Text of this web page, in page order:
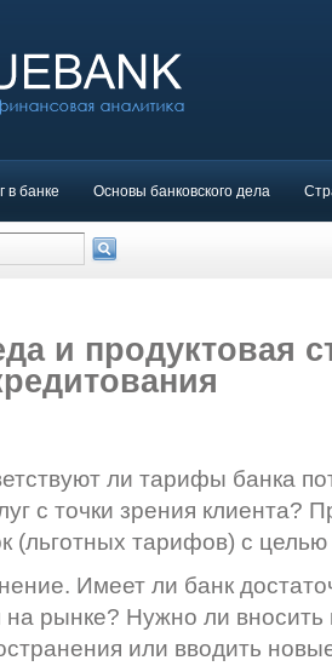
в банке Основы банковского дела
и продуктовая
ли тарифы банка
с точки зрения клиента?
(льготных тарифов) с
Имеет ли банк
на рынке? Нужно ли
или вводить